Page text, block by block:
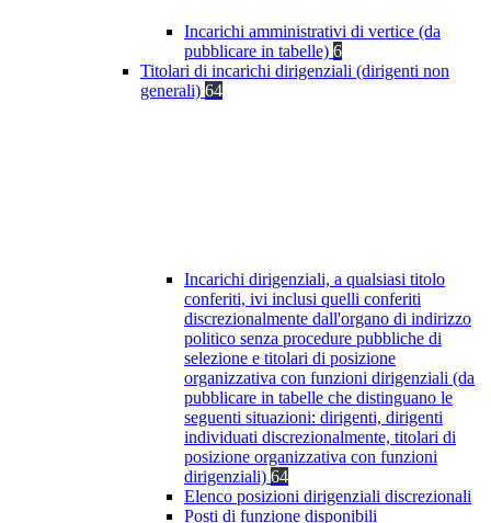
Incarichi amministrativi di vertice (da
pubblicare in tabelle) 6
Titolari di incarichi dirigenziali (dirigenti non
generali) 64
Incarichi dirigenziali, a qualsiasi titolo
conferiti, ivi inclusi quelli conferiti
discrezionalmente dall'organo di indirizzo
politico senza procedure pubbliche di
selezione e titolari di posizione
organizzativa con funzioni dirigenziali (da
pubblicare in tabelle che distinguano le
seguenti situazioni: dirigenti, dirigenti
individuati discrezionalmente, titolari di
posizione organizzativa con funzioni
dirigenziali) 64
Elenco posizioni dirigenziali discrezionali
Posti di funzione disponibili